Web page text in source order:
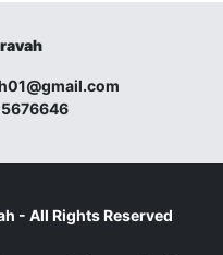
- All Rights Reserved